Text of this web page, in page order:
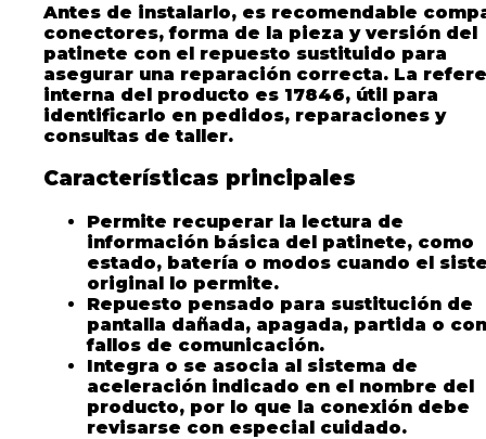
Antes de instalarlo, es recomendable
conectores, forma de la pieza y versión del
patinete con el repuesto sustituido para
asegurar una reparación correcta. La
interna del producto es 17846, útil para
identificarlo en pedidos, reparaciones y
consultas de taller.
Características principales
Permite recuperar la lectura de
información básica del patinete, como
estado, batería o modos cuando el
original lo permite.
Repuesto pensado para sustitución de
pantalla dañada, apagada, partida o con
fallos de comunicación.
Integra o se asocia al sistema de
aceleración indicado en el nombre del
producto, por lo que la conexión debe
revisarse con especial cuidado.